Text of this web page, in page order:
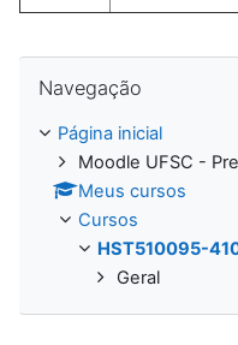
Navegação
Página inicial
Moodle UFSC -
Meus cursos
Cursos
HST510095-
Geral